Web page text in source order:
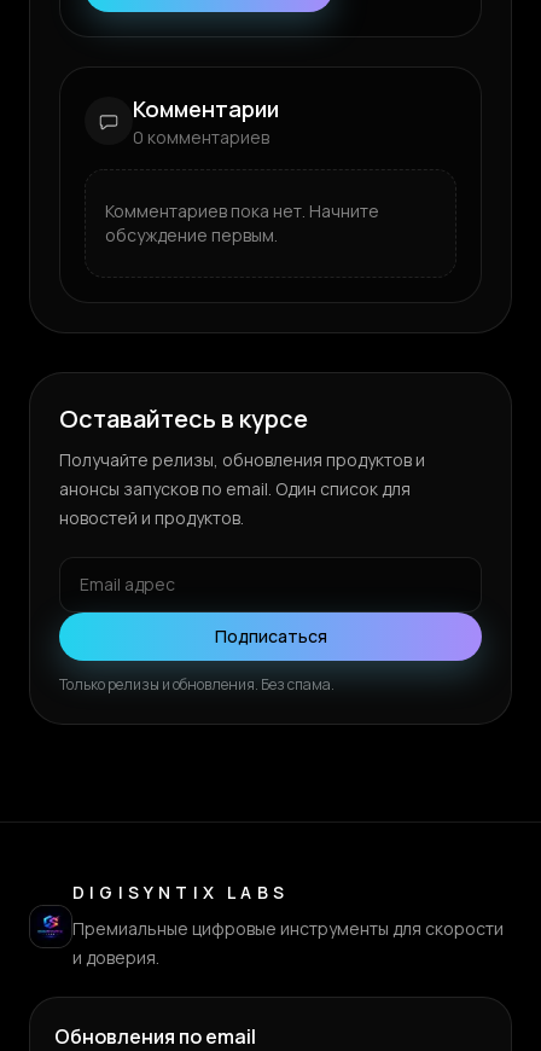
Комментарии
0 комментариев
Комментариев пока нет. Начните
обсуждение первым.
Оставайтесь в курсе
Получайте релизы, обновления продуктов и
анонсы запусков по email. Один список для
новостей и продуктов.
Подписаться
Только релизы и обновления. Без спама.
DIGISYNTIX LABS
Премиальные цифровые инструменты для скорости
и доверия.
Обновления по email